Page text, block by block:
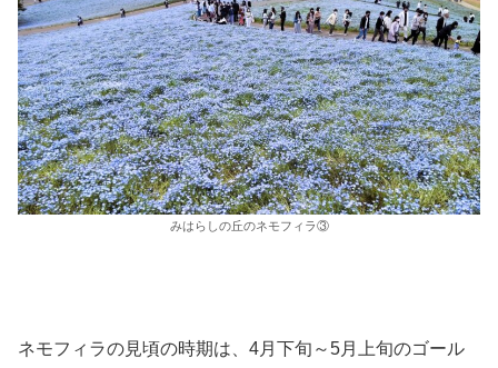
みはらしの丘のネモフィラ③
ネモフィラの見頃の時期は、4月下旬～5月上旬のゴール